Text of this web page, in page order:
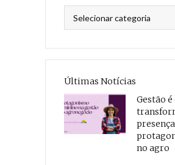
Últimas Notícias
Gestão é
no agro